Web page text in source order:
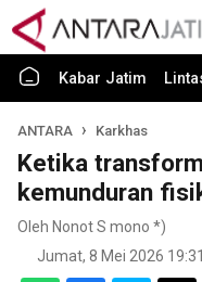
Kabar Jatim
ANTARA Karkhas
Ketika
kemunduran
Oleh Nonot S mono *)
Jumat, 8 Mei 2026 19:31